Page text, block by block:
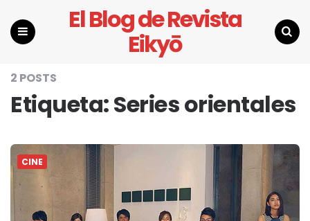
El Blog de Revista
Eikyō
2 POSTS
Etiqueta:Series orientales
CINE